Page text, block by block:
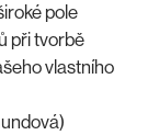
pole
při tvorbě
vlastního